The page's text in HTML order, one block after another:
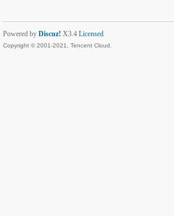
Powered by Discuz! X3.4 Licensed
Copyright © 2001-2021, Tencent Cloud.